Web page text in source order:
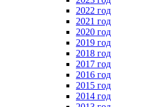
2022 год
2021 год
2020 год
2019 год
2018 год
2017 год
2016 год
2015 год
2014 год